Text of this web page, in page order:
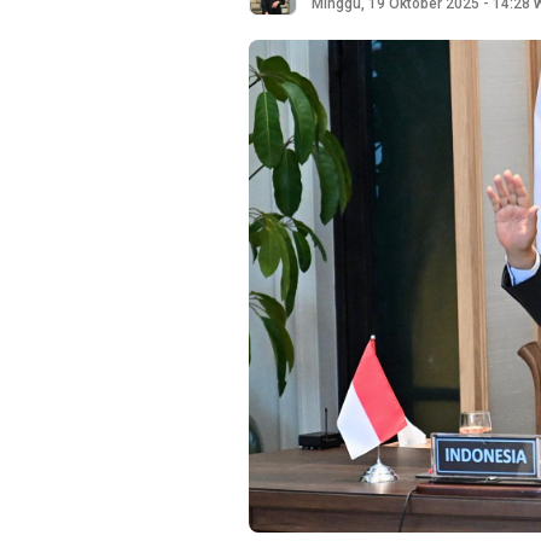
Minggu, 19 Oktober 2025 - 14:28